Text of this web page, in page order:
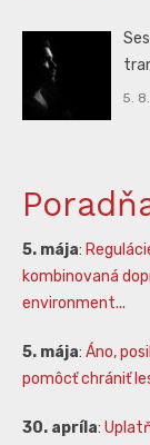
5.
5. mája:
kombinovaná
environment...
5. mája: Áno,
pomôcť chrániť
30. apríla: